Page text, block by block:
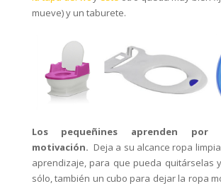
mueve) y un taburete.
Los pequeñines aprenden por
motivación. Deja a su alcance ropa
aprendizaje, para que pueda quitárselas
sólo, también un cubo para dejar la ropa